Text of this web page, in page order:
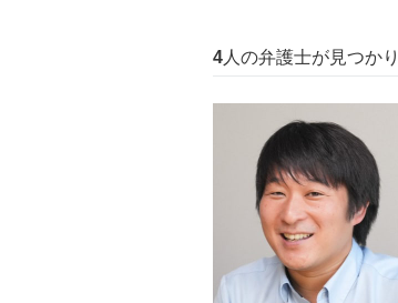
4 人の弁護士が見つか